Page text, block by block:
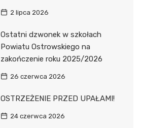
2 lipca 2026
Ostatni dzwonek w szkołach
Powiatu Ostrowskiego na
zakończenie roku 2025/2026
26 czerwca 2026
OSTRZEŻENIE PRZED UPAŁAMI!
24 czerwca 2026